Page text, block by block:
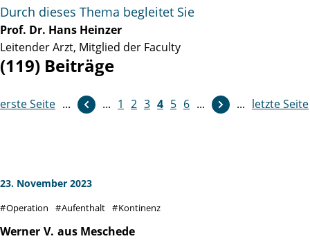
Durch dieses Thema begleitet Sie
Prof. Dr. Hans Heinzer
Leitender Arzt, Mitglied der Faculty
(119) Beiträge
erste Seite ... ... 1 2 3 4 5 6 ...
weiter ... letzte Seite
23. November 2023
Operation Aufenthalt Kontinenz
Werner V. aus Meschede